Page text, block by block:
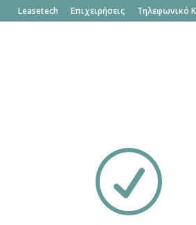
Leasetech Επιχειρήσεις Τηλεφωνικό
R